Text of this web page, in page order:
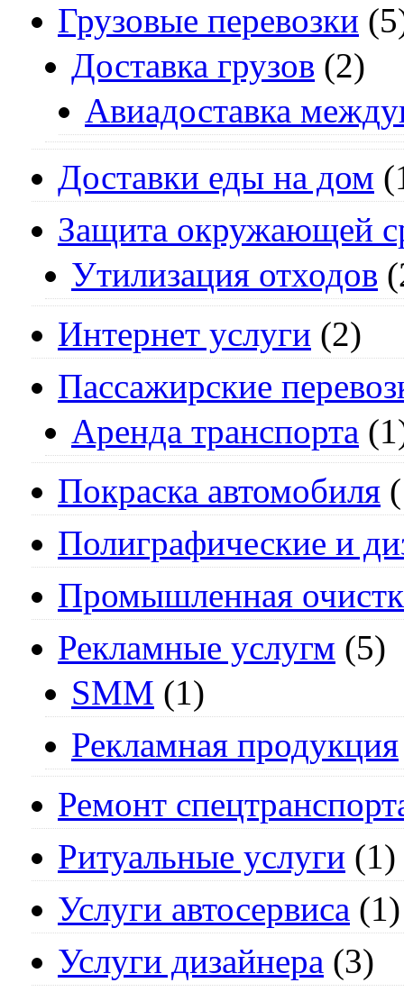
Грузовые перевозки
Доставка грузов (2)
Авиадоставка
Доставки еды на дом
Защита окружающей
Утилизация отходов
Интернет услуги (2)
Пассажирские
Аренда транспорта
Покраска автомобиля
Полиграфические и
Промышленная
Рекламные услугм (5)
SMM (1)
Рекламная продукция
Ремонт
Ритуальные услуги (1)
Услуги автосервиса (1)
Услуги дизайнера (3)